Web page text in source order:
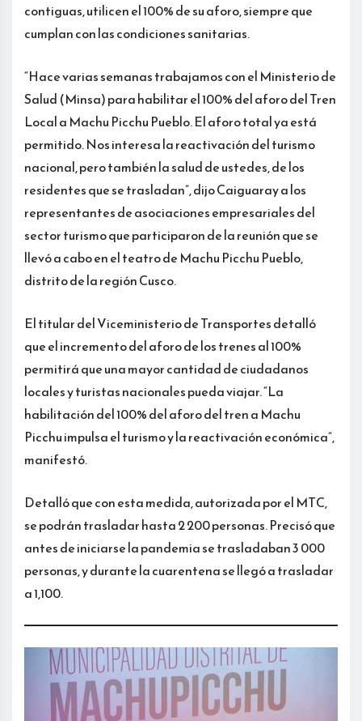
contiguas, utilicen el 100% de su aforo, siempre que
cumplan con las condiciones sanitarias.
“Hace varias semanas trabajamos con el Ministerio de
Salud (Minsa) para habilitar el 100% del aforo del Tren
Local a Machu Picchu Pueblo. El aforo total ya está
permitido. Nos interesa la reactivación del turismo
nacional, pero también la salud de ustedes, de los
residentes que se trasladan”, dijo Caiguaray a los
representantes de asociaciones empresariales del
sector turismo que participaron de la reunión que se
llevó a cabo en el teatro de Machu Picchu Pueblo,
distrito de la región Cusco.
El titular del Viceministerio de Transportes detalló
que el incremento del aforo de los trenes al 100%
permitirá que una mayor cantidad de ciudadanos
locales y turistas nacionales pueda viajar. “La
habilitación del 100% del aforo del tren a Machu
Picchu impulsa el turismo y la reactivación económica”,
manifestó.
Detalló que con esta medida, autorizada por el MTC,
se podrán trasladar hasta 2 200 personas. Precisó que
antes de iniciarse la pandemia se trasladaban 3 000
personas, y durante la cuarentena se llegó a trasladar
a 1,100.